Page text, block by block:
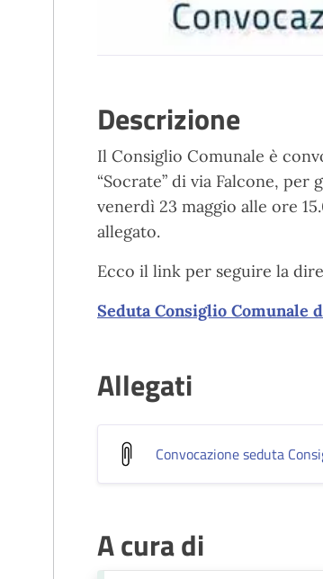
Descrizione
Il Consiglio Comunale è
“Socrate” di via Falcone,
venerdì 23 maggio alle ore
allegato.
Ecco il link per seguire la
Seduta Consiglio Comunale
Allegati
Convocazione seduta
A cura di